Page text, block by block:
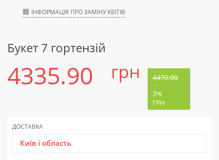
ІНФОРМАЦІЯ ПРО ЗАМІНУ КВІТІВ
Букет 7 гортензій
4335.90 грн 4470.00
-
3%
ГРН
ДОСТАВКА
Київ і область